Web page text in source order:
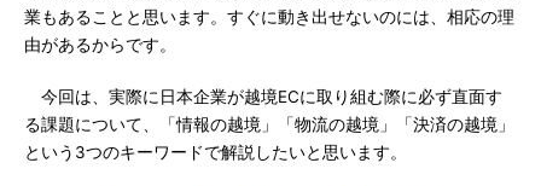
業もあることと思います。すぐに動き出せないのには、相応の理
由があるからです。
今回は、実際に日本企業が越境ECに取り組む際に必ず直面す
る課題について、「情報の越境」「物流の越境」「決済の越境」
という3つのキーワードで解説したいと思います。